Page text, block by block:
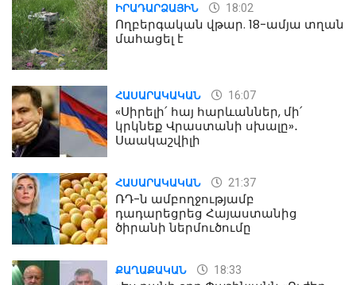
ԻՐԱԴԱՐՁԱՅԻՆ 18:02
Ողբերգական վթար. 18-ամյա տղան
մահացել է
ՀԱՍԱՐԱԿԱԿԱՆ 16:07
«Սիրելի՛ հայ հարևաններ, մի՛
կրկնեք Վրաստանի սխալը»․
Սաակաշվիլի
ՀԱՍԱՐԱԿԱԿԱՆ 21:37
ՌԴ-ն ամբողջությամբ
դադարեցրեց Հայաստանից
ծիրանի ներմուծումը
ՔԱՂԱՔԱԿԱՆ 18:33